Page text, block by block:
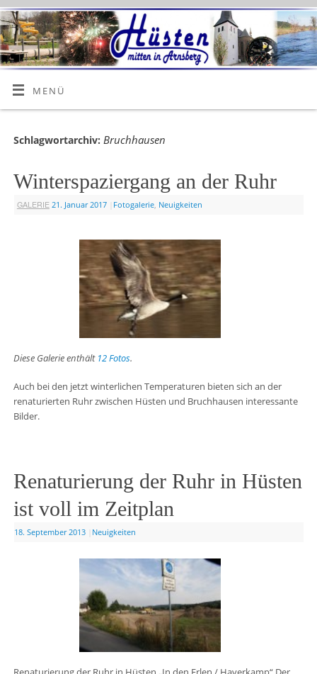
MENÜ
Schlagwortarchiv: Bruchhausen
Winterspaziergang an der Ruhr
GALERIE 21. Januar 2017 Fotogalerie, Neuigkeiten
Diese Galerie enthält 12 Fotos.
Auch bei den jetzt winterlichen Temperaturen bieten sich an der
renaturierten Ruhr zwischen Hüsten und Bruchhausen interessante
Bilder.
Renaturierung der Ruhr in Hüsten
ist voll im Zeitplan
18. September 2013 Neuigkeiten